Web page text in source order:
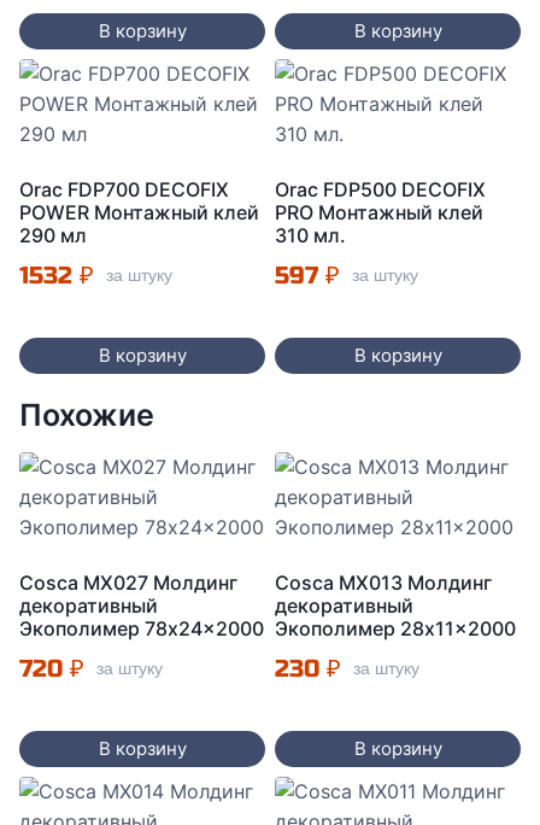
В корзину В корзину
Orac FDP700 DECOFIX
POWER Монтажный клей
290 мл
1532 ₽ за штуку
В корзину
Orac FDP500 DECOFIX
PRO Монтажный клей
310 мл.
597 ₽ за штуку
В корзину
Похожие
Cosca МX027 Молдинг
декоративный
Экополимер 78x24x2000
720 ₽ за штуку
В корзину
Cosca MX013 Молдинг
декоративный
Экополимер 28x11x2000
230 ₽ за штуку
В корзину